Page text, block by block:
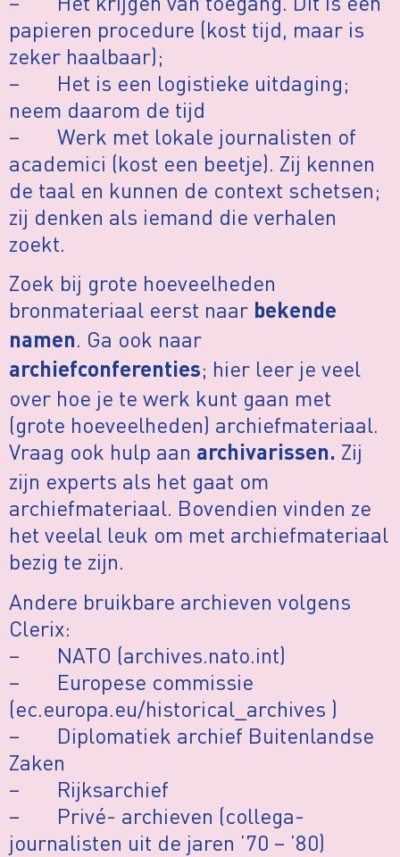
papieren procedure (kost tijd, maar is
zeker haalbaar);
– Het is een logistieke uitdaging;
neem daarom de tijd
– Werk met lokale journalisten of
academici (kost een beetje). Zij kennen
de taal en kunnen de context schetsen;
zij denken als iemand die verhalen
zoekt.
Zoek bij grote hoeveelheden
bronmateriaal eerst naar bekende
namen. Ga ook naar
archiefconferenties; hier leer je veel
over hoe je te werk kunt gaan met
(grote hoeveelheden) archiefmateriaal.
Vraag ook hulp aan archivarissen. Zij
zijn experts als het gaat om
archiefmateriaal. Bovendien vinden ze
het veelal leuk om met archiefmateriaal
bezig te zijn.
Andere bruikbare archieven volgens
Clerix:
– NATO (archives.nato.int)
– Europese commissie
(ec.europa.eu/historical_archives )
– Diplomatiek archief Buitenlandse
Zaken
– Rijksarchief
– Privé- archieven (collega-
journalisten uit de jaren ’70 – ’80)